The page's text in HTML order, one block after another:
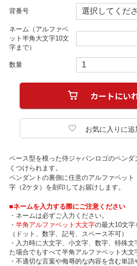
背番号
ネーム（アルファベ
ット半角大文字10文
字まで）
数量
ベース型を模った侍ジャパンロゴのペン
くつけられます。
ペンダントの裏側に任意のアルファベッ
字（2ケタ）を刻印してお届けします。
■ネームを入力する際にご注意ください
・ネームは必ずご入力ください。
・ 半角アルファベット大文字の最大10文字
（ドット、数字、記号、スペース不可）
・入力時に大文字、小文字、数字、特殊
た場合でもすべて半角アルファベット大文
・不適切な言葉や侮辱的な内容を含む単